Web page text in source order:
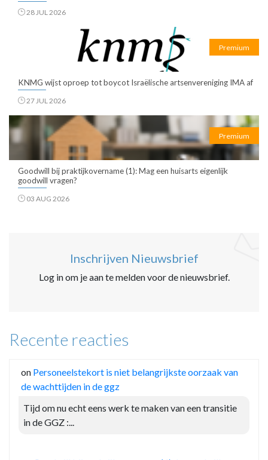
28 JUL 2026
Premium
KNMG wijst oproep tot boycot Israëlische artsenvereniging IMA af
27 JUL 2026
Premium
Goodwill bij praktijkovername (1): Mag een huisarts eigenlijk
goodwill vragen?
03 AUG 2026
Inschrijven Nieuwsbrief
Log in om je aan te melden voor de nieuwsbrief.
Recente reacties
on Personeelstekort is niet belangrijkste oorzaak van
de wachttijden in de ggz
Tijd om nu echt eens werk te maken van een transitie
in de GGZ :...